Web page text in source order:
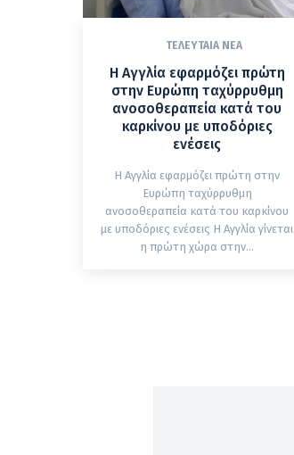
ΤΕΛΕΥΤΑΊΑ ΝΈΑ
Η Αγγλία εφαρμόζει πρώτη
στην Ευρώπη ταχύρρυθμη
ανοσοθεραπεία κατά του
καρκίνου με υποδόριες
ενέσεις
Η Αγγλία εφαρμόζει πρώτη στην
Ευρώπη ταχύρρυθμη
ανοσοθεραπεία κατά του καρκίνου
με υποδόριες ενέσεις Η Αγγλία γίνεται
η πρώτη χώρα στην...